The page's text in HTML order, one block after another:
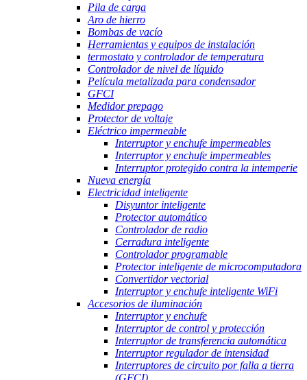
Pila de carga
Aro de hierro
Bombas de vacío
Herramientas y equipos de instalación
termostato y controlador de temperatura
Controlador de nivel de líquido
Película metalizada para condensador
GFCI
Medidor prepago
Protector de voltaje
Eléctrico impermeable
Interruptor y enchufe impermeables
Interruptor y enchufe impermeables
Interruptor protegido contra la intemperie
Nueva energía
Electricidad inteligente
Disyuntor inteligente
Protector automático
Controlador de radio
Cerradura inteligente
Controlador programable
Protector inteligente de microcomputadora
Convertidor vectorial
Interruptor y enchufe inteligente WiFi
Accesorios de iluminación
Interruptor y enchufe
Interruptor de control y protección
Interruptor de transferencia automática
Interruptor regulador de intensidad
Interruptores de circuito por falla a tierra
(GFCI)